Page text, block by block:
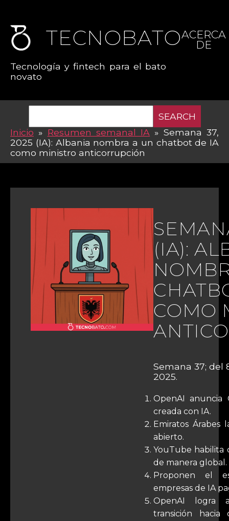
TECNOBATO
Tecnología y fintech para el bato
novato
ACERCA
DE
SEARCH
Inicio » Resumen semanal IA » Semana 37,
2025 (IA): Albania nombra a un chatbot de IA
como ministro anticorrupción
(IA):
COMO
Semana 37; del
2025.
OpenAI anuncia
creada con IA.
Emiratos Árabes
abierto.
YouTube habilita
de manera global.
Proponen el
empresas de IA
OpenAI logra
transición hacia